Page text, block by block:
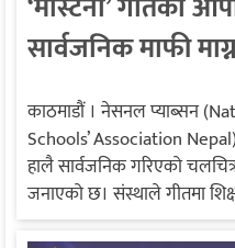
सार्वजनिक माफी
काठमाडौंको माग
काठमाडौं । नेसनल प्याब्सन
Schools’ Association
हालै सार्वजनिक गरिएको चलचित्र
जनाएको छ। संस्थाले गीतमा